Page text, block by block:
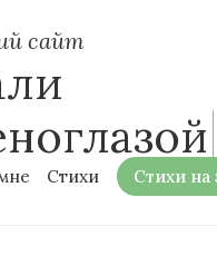
сайт
Стихи Стихи на